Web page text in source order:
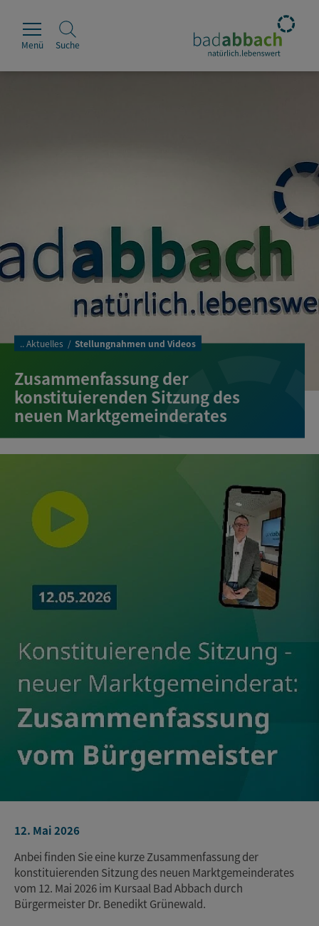
Wirtschaft & Handel
Menü Suche
.. Aktuelles Stellungnahmen und Videos
Zusammenfassung der
konstituierenden Sitzung des
neuen Marktgemeinderates
12. Mai 2026
Anbei finden Sie eine kurze Zusammenfassung der
konstituierenden Sitzung des neuen Marktgemeinderates
vom 12. Mai 2026 im Kursaal Bad Abbach durch
Bürgermeister Dr. Benedikt Grünewald.